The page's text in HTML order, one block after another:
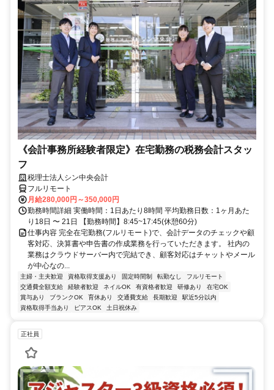
《会計事務所経験者限定》在宅勤務の税務会計スタッ
フ
税理士法人シン中央会計
フルリモート
月給280,000円～350,000円
勤務時間詳細 実働時間：1日あたり8時間 平均勤務日数：1ヶ月あた
り18日 〜 21日 【勤務時間】8:45~17:45(休憩60分)
仕事内容 完全在宅勤務(フルリモート)で、会計データのチェックや顧
客対応、決算書や申告書の作成業務を行っていただきます。 社内の
業務はクラウドサーバー内で完結でき、顧客対応はチャットやメール
が中心なの...
主婦・主夫歓迎 資格取得支援あり 固定時間制 転勤なし
フルリモート
交通費全額支給
経験者歓迎 ネイルOK 有資格者歓迎 研修あり
在宅OK
賞与あり
ブランクOK 育休あり 交通費支給 長期歓迎
駅近5分以内
資格取得手当あり
ピアスOK 土日祝休み
正社員